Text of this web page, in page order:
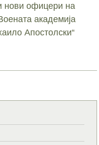
нови офицери на
академија
Апостолски“